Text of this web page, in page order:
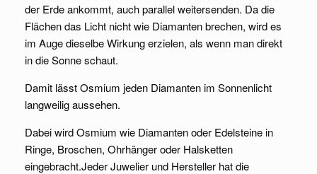
der Erde ankommt, auch parallel weitersenden. Da die
Flächen das Licht nicht wie Diamanten brechen, wird es
im Auge dieselbe Wirkung erzielen, als wenn man direkt
in die Sonne schaut.
Damit lässt Osmium jeden Diamanten im Sonnenlicht
langweilig aussehen.
Dabei wird Osmium wie Diamanten oder Edelsteine in
Ringe, Broschen, Ohrhänger oder Halsketten
eingebracht.Jeder Juwelier und Hersteller hat die